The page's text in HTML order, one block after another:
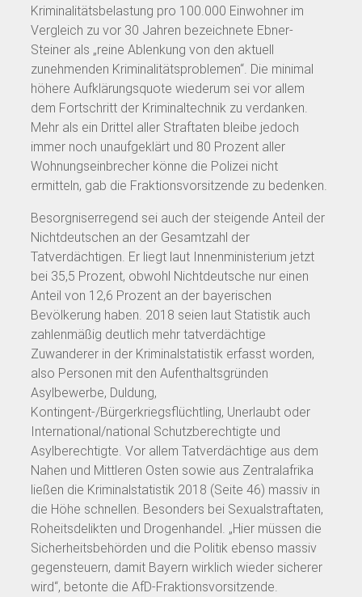
Kriminalitätsbelastung pro 100.000 Einwohner im
Vergleich zu vor 30 Jahren bezeichnete Ebner-
Steiner als „reine Ablenkung von den aktuell
zunehmenden Kriminalitätsproblemen“. Die minimal
höhere Aufklärungsquote wiederum sei vor allem
dem Fortschritt der Kriminaltechnik zu verdanken.
Mehr als ein Drittel aller Straftaten bleibe jedoch
immer noch unaufgeklärt und 80 Prozent aller
Wohnungseinbrecher könne die Polizei nicht
ermitteln, gab die Fraktionsvorsitzende zu bedenken.
Besorgniserregend sei auch der steigende Anteil der
Nichtdeutschen an der Gesamtzahl der
Tatverdächtigen. Er liegt laut Innenministerium jetzt
bei 35,5 Prozent, obwohl Nichtdeutsche nur einen
Anteil von 12,6 Prozent an der bayerischen
Bevölkerung haben. 2018 seien laut Statistik auch
zahlenmäßig deutlich mehr tatverdächtige
Zuwanderer in der Kriminalstatistik erfasst worden,
also Personen mit den Aufenthaltsgründen
Asylbewerbe, Duldung,
Kontingent-/Bürgerkriegsflüchtling, Unerlaubt oder
International/national Schutzberechtigte und
Asylberechtigte. Vor allem Tatverdächtige aus dem
Nahen und Mittleren Osten sowie aus Zentralafrika
ließen die Kriminalstatistik 2018 (Seite 46) massiv in
die Höhe schnellen. Besonders bei Sexualstraftaten,
Roheitsdelikten und Drogenhandel. „Hier müssen die
Sicherheitsbehörden und die Politik ebenso massiv
gegensteuern, damit Bayern wirklich wieder sicherer
wird“, betonte die AfD-Fraktionsvorsitzende.